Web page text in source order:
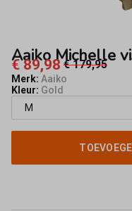
Aaiko Michelle
€ 89,98 € 179,95
Merk: Aaiko
Kleur: Gold